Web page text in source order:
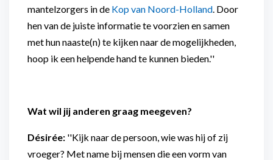
mantelzorgers in de Kop van Noord-Holland. Door
hen van de juiste informatie te voorzien en samen
met hun naaste(n) te kijken naar de mogelijkheden,
hoop ik een helpende hand te kunnen bieden.''
Wat wil jij anderen graag meegeven?
Désirée: ''Kijk naar de persoon, wie was hij of zij
vroeger? Met name bij mensen die een vorm van